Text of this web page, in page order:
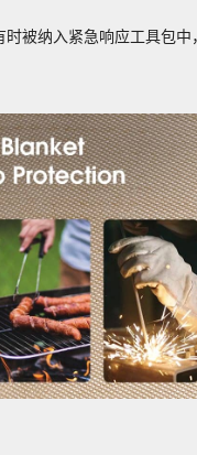
时被纳入紧急响应工具包